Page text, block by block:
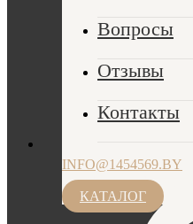
Вопросы
Отзывы
Контакты
INFO@1454569.BY
ПН-ЧТ: 9.00-17.30,
КАТАЛОГ